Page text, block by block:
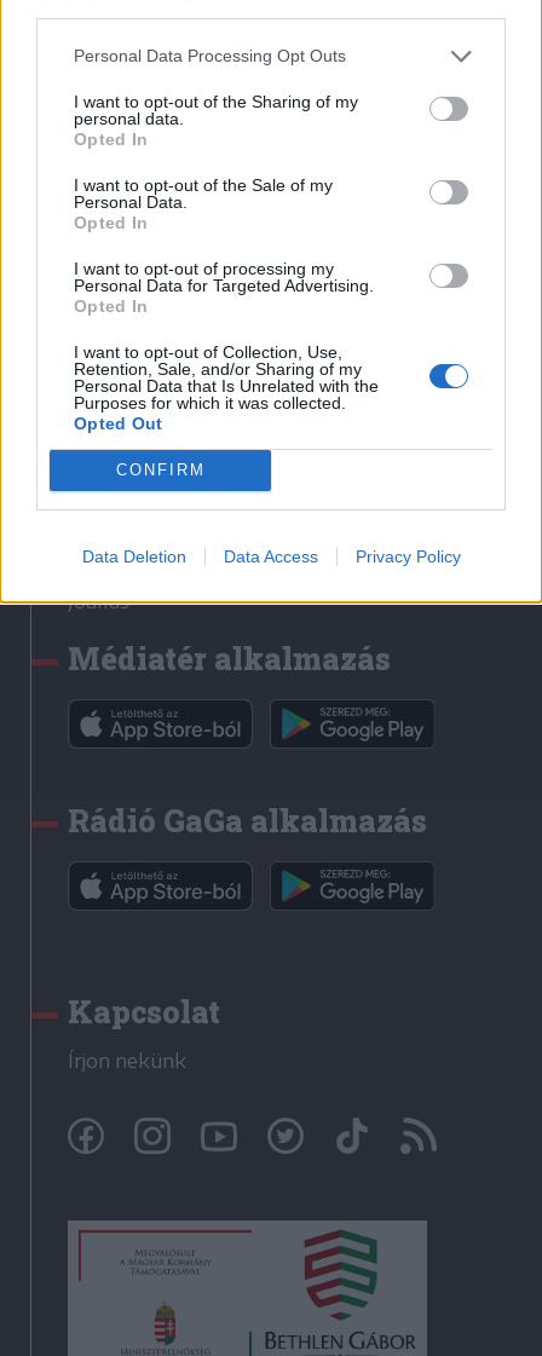
Personal Data Processing Opt Outs
I want to opt-out of the Sharing of my
personal data.
Opted In
I want to opt-out of the Sale of my
Personal Data.
Opted In
I want to opt-out of processing my
Personal Data for Targeted Advertising.
Opted In
I want to opt-out of Collection, Use,
Retention, Sale, and/or Sharing of my
Personal Data that Is Unrelated with the
Purposes for which it was collected.
Opted Out
CONFIRM
Data Deletion Data Access Privacy Policy
Nyomtatott lapjaink archívuma
Székely Hírmondó archívuma
Sütibeállítások
Médiatér
Liget
Krónika
Bihari Napló
Erdélyi Napló
Főtér
Rádió GaGa
Jóállás
Médiatér alkalmazás
Rádió GaGa alkalmazás
Kapcsolat
Írjon nekünk